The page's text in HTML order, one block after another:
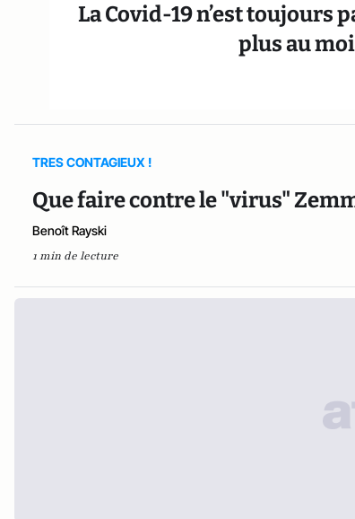
La Covid-19 n’est toujours
plus au
TRES CONTAGIEUX !
Que faire contre le "virus"
Benoît Rayski
1 min de lecture